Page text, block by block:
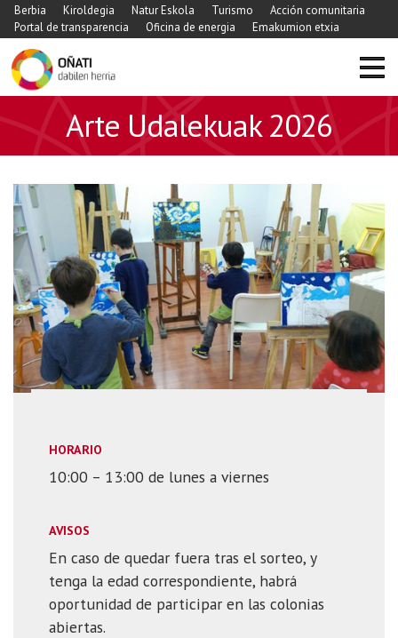
Berbia Kiroldegia Natur Eskola Turismo
Acción comunitaria
Portal de transparencia
Oficina de energia Emakumion etxia
Arte Udalekuak 2026
HORARIO
10:00 – 13:00 de lunes a viernes
AVISOS
En caso de quedar fuera tras el sorteo, y
tenga la edad correspondiente, habrá
oportunidad de participar en las colonias
abiertas.